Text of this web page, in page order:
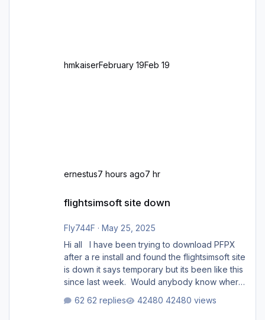
hmkaiserFebruary 19Feb 19
ernestus7 hours ago7 hr
flightsimsoft site down
Fly744F · May 25, 2025
Hi all I have been trying to download PFPX
after a re install and found the flightsimsoft site
is down it says temporary but its been like this
since last week. Would anybody know where
support email for them either. thank you
62 replies 42480 views